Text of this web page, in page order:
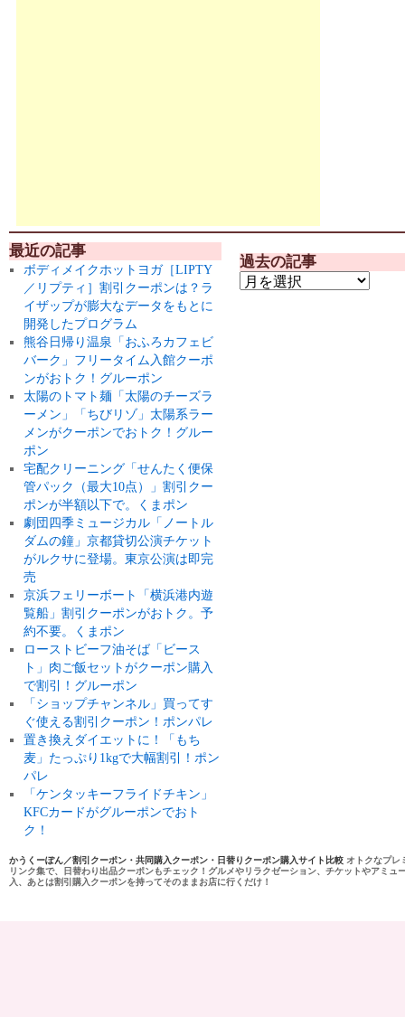
最近の記事
ボディメイクホットヨガ［LIPTY
／リプティ］割引クーポンは？ラ
イザップが膨大なデータをもとに
開発したプログラム
熊谷日帰り温泉「おふろカフェビ
バーク」フリータイム入館クーポ
ンがおトク！グルーポン
太陽のトマト麺「太陽のチーズラ
ーメン」「ちびリゾ」太陽系ラー
メンがクーポンでおトク！グルー
ポン
宅配クリーニング「せんたく便保
管パック（最大10点）」割引クー
ポンが半額以下で。くまポン
劇団四季ミュージカル「ノートル
ダムの鐘」京都貸切公演チケット
がルクサに登場。東京公演は即完
売
京浜フェリーボート「横浜港内遊
覧船」割引クーポンがおトク。予
約不要。くまポン
ローストビーフ油そば「ビース
ト」肉ご飯セットがクーポン購入
で割引！グルーポン
「ショップチャンネル」買ってす
ぐ使える割引クーポン！ポンパレ
置き換えダイエットに！「もち
麦」たっぷり1kgで大幅割引！ポン
パレ
「ケンタッキーフライドチキン」
KFCカードがグルーポンでおト
ク！
過去の記事
かうくーぽん／割引クーポン・共同購入クーポン・日替りクーポン購入サイト比較 オトクなプレ
リンク集で、日替わり出品クーポンもチェック！グルメやリラクゼーション、チケットやアミ
入、あとは割引購入クーポンを持ってそのままお店に行くだけ！